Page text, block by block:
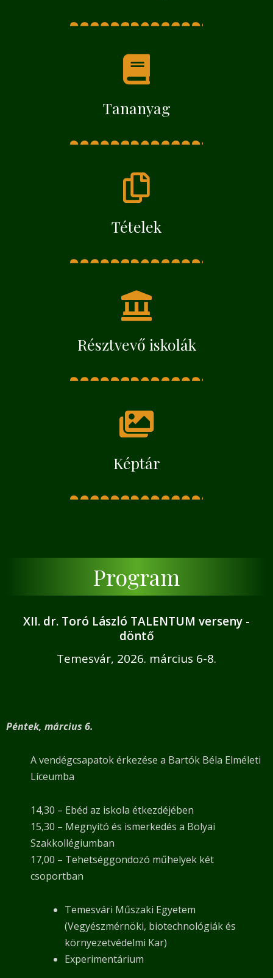
Tananyag
Tételek
Résztvevő iskolák
Képtár
Program
XII. dr. Toró László TALENTUM verseny -
döntő
Temesvár, 2026. március 6-8.
Péntek, március 6.
A vendégcsapatok érkezése a Bartók Béla Elméleti
Líceumba
14,30 – Ebéd az iskola étkezdéjében
15,30 – Megnyitó és ismerkedés a Bolyai
Szakkollégiumban
17,00 – Tehetséggondozó műhelyek két
csoportban
Temesvári Műszaki Egyetem
(Vegyészmérnöki, biotechnológiák és
környezetvédelmi Kar)
Experimentárium